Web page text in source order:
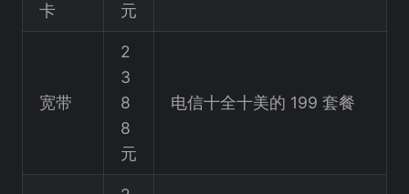
卡
元
宽带
2
3
8
8
元
电信十全十美的 199 套餐